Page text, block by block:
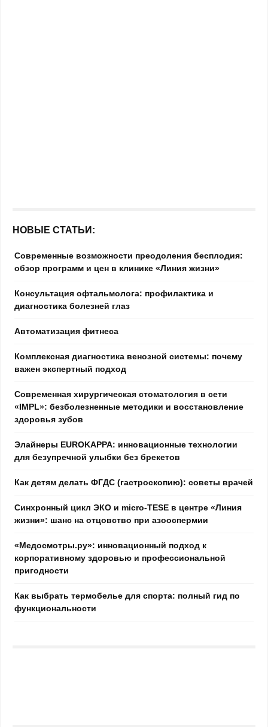
НОВЫЕ СТАТЬИ:
Современные возможности преодоления бесплодия:
обзор программ и цен в клинике «Линия жизни»
Консультация офтальмолога: профилактика и
диагностика болезней глаз
Автоматизация фитнеса
Комплексная диагностика венозной системы: почему
важен экспертный подход
Современная хирургическая стоматология в сети
«IMPL»: безболезненные методики и восстановление
здоровья зубов
Элайнеры EUROKAPPA: инновационные технологии
для безупречной улыбки без брекетов
Как детям делать ФГДС (гастроскопию): советы врачей
Синхронный цикл ЭКО и micro-TESE в центре «Линия
жизни»: шанс на отцовство при азооспермии
«Медосмотры.ру»: инновационный подход к
корпоративному здоровью и профессиональной
пригодности
Как выбрать термобелье для спорта: полный гид по
функциональности